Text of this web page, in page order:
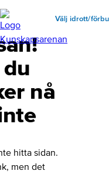
Välj idrott/
nå
hitta sidan.
men det